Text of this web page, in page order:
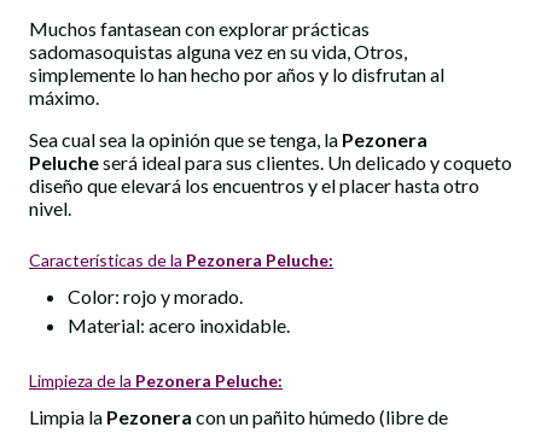
Muchos fantasean con explorar prácticas
sadomasoquistas alguna vez en su vida, Otros,
simplemente lo han hecho por años y lo disfrutan al
máximo.
Sea cual sea la opinión que se tenga, la Pezonera
Pelucheserá ideal para sus clientes. Un delicado y coqueto
diseño que elevará los encuentros y el placer hasta otro
nivel.
Características de la Pezonera Peluche:
Color: rojo y morado.
Material: acero inoxidable.
Limpieza de la Pezonera Peluche:
Limpia la Pezonera con un pañito húmedo (libre de